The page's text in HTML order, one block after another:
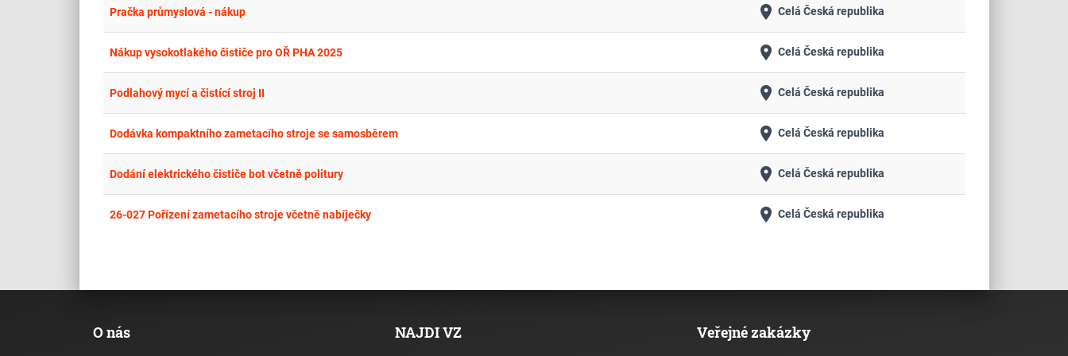
Pračka průmyslová - nákup place Celá Česká republika
Nákup vysokotlakého čističe pro OŘ PHA 2025 place Celá Česká republika
Podlahový mycí a čistící stroj II place Celá Česká republika
Dodávka kompaktního zametacího stroje se samosběrem place Celá Česká republika
Dodání elektrického čističe bot včetně politury place Celá Česká republika
26-027 Pořízení zametacího stroje včetně nabíječky place Celá Česká republika
O nás NAJDI VZ Veřejné zakázky